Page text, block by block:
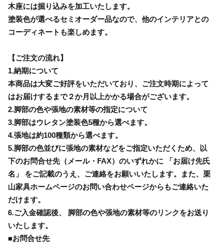
木座には掘り込みを加工いたします。
塗装色が選べるセミオーダー品なので、他のインテリアとの
コーディネートも楽しめます。
【ご注文の流れ】
1.納期について
本商品は大変ご好評をいただいており、ご注文時期によって
はお届けするまで２か月以上かかる場合がございます。
2.脚部の色や張地の素材等の指定について
3.脚部はウレタン塗装色5種から選べます。
4.張地は約100種類から選べます。
5.脚部の色並びに張地の素材などをご指定いただくため、以
下のお問合せ先（メール・FAX）のいずれかに 「お届け先氏
名」 をご記載のうえ、ご連絡をお願いいたします。また、栗
山家具ホームページのお問い合わせページからもご連絡いた
だけます。
6.ご入金確認後、 脚部の色や張地の素材等のリンクをお送り
いたします。
■お問合せ先